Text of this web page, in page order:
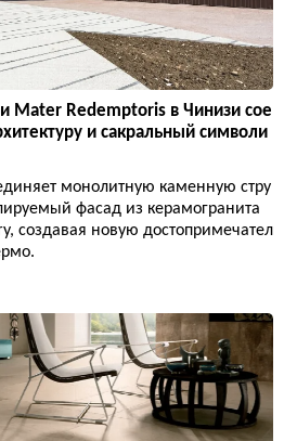
Mater Redemptoris в Чинизи сое
и сакральный символи
монолитную каменную стру
фасад из керамогранита
создавая новую достопримечател